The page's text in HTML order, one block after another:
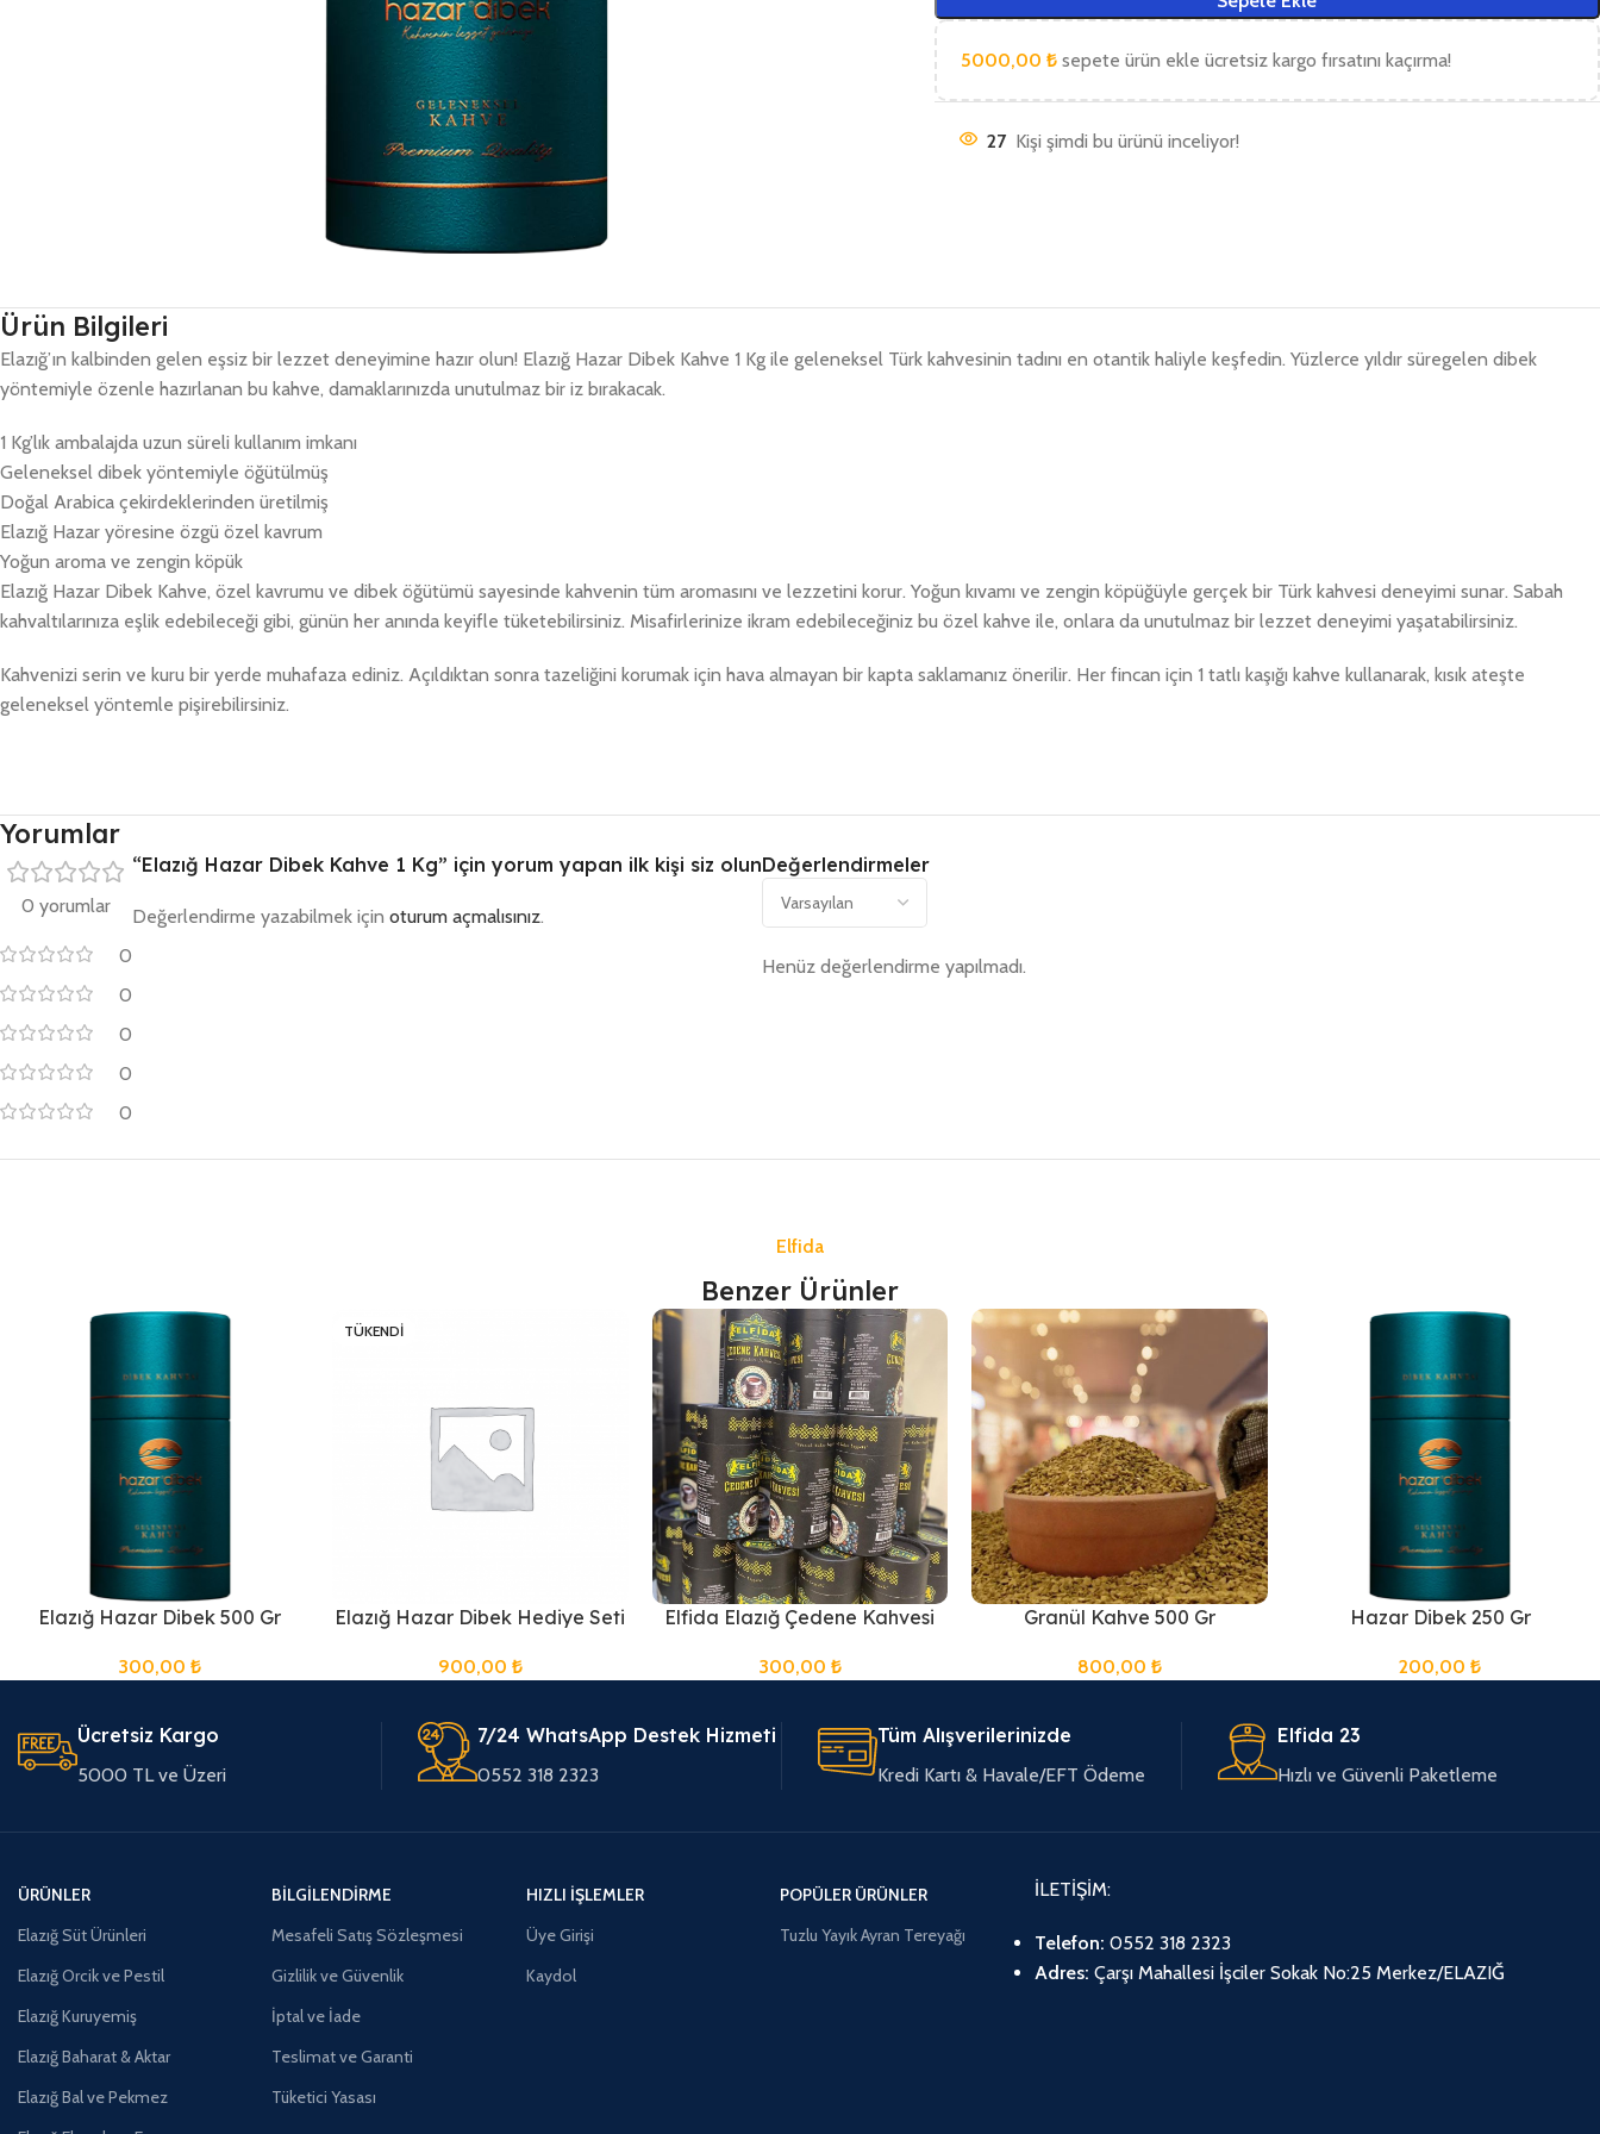
5000,00 ₺sepete ürün ekle ücretsiz kargo fırsatını kaçırma!
27 Kişi şimdi bu ürünü inceliyor!
Ürün Bilgileri
Elazığ’ın kalbinden gelen eşsiz bir lezzet deneyimine hazır olun! Elazığ Hazar Dibek Kahve 1 Kg ile geleneksel Türk kahvesinin tadını en otantik haliyle keşfedin. Yüzlerce yıldır süregelen dibek
yöntemiyle özenle hazırlanan bu kahve, damaklarınızda unutulmaz bir iz bırakacak.
1 Kg’lık ambalajda uzun süreli kullanım imkanı
Geleneksel dibek yöntemiyle öğütülmüş
Doğal Arabica çekirdeklerinden üretilmiş
Elazığ Hazar yöresine özgü özel kavrum
Yoğun aroma ve zengin köpük
Elazığ Hazar Dibek Kahve, özel kavrumu ve dibek öğütümü sayesinde kahvenin tüm aromasını ve lezzetini korur. Yoğun kıvamı ve zengin köpüğüyle gerçek bir Türk kahvesi deneyimi sunar. Sabah
kahvaltılarınıza eşlik edebileceği gibi, günün her anında keyifle tüketebilirsiniz. Misafirlerinize ikram edebileceğiniz bu özel kahve ile, onlara da unutulmaz bir lezzet deneyimi yaşatabilirsiniz.
Kahvenizi serin ve kuru bir yerde muhafaza ediniz. Açıldıktan sonra tazeliğini korumak için hava almayan bir kapta saklamanız önerilir. Her fincan için 1 tatlı kaşığı kahve kullanarak, kısık ateşte
geleneksel yöntemle pişirebilirsiniz.
Yorumlar
0 yorumlar
0
0
0
0
0
Değerlendirmeler
Henüz değerlendirme yapılmadı.
“Elazığ Hazar Dibek Kahve 1 Kg” için yorum yapan ilk kişi siz olun
Değerlendirme yazabilmek için oturum açmalısınız.
Elfida
Benzer Ürünler
Elazığ Hazar Dibek 500 Gr
300,00₺
TÜKENDI
Elazığ Hazar Dibek Hediye Seti
900,00 ₺
Elfida Elazığ Çedene Kahvesi
300,00 ₺
Granül Kahve 500 Gr
800,00₺
Hazar Dibek 250 Gr
200,00₺
Ücretsiz Kargo
5000 TL ve Üzeri
7/24 WhatsApp Destek Hizmeti
0552 318 2323
Tüm Alışverilerinizde
Kredi Kartı & Havale/EFT Ödeme
Elfida 23
Hızlı ve Güvenli Paketleme
ÜRÜNLER
Elazığ Süt Ürünleri
Elazığ Orcik ve Pestil
Elazığ Kuruyemiş
Elazığ Baharat & Aktar
Elazığ Bal ve Pekmez
BILGILENDIRME
Mesafeli Satış Sözleşmesi
Gizlilik ve Güvenlik
İptal ve İade
Teslimat ve Garanti
Tüketici Yasası
HIZLI İŞLEMLER
Üye Girişi
Kaydol
POPÜLER ÜRÜNLER
Tuzlu Yayık Ayran Tereyağı
İLETİŞİM:
Telefon: 0552 318 2323
Adres: Çarşı Mahallesi İşciler Sokak No:25 Merkez/ELAZIĞ